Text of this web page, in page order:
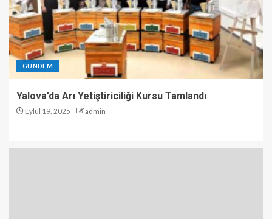
GÜNDEM
Yalova’da Arı Yetiştiriciliği Kursu Tamlandı
Eylül 19, 2025 admin